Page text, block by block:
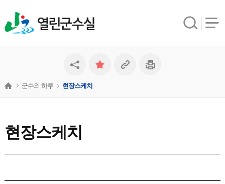
열린군수실
현장스케치
군수의 하루 현장스케치